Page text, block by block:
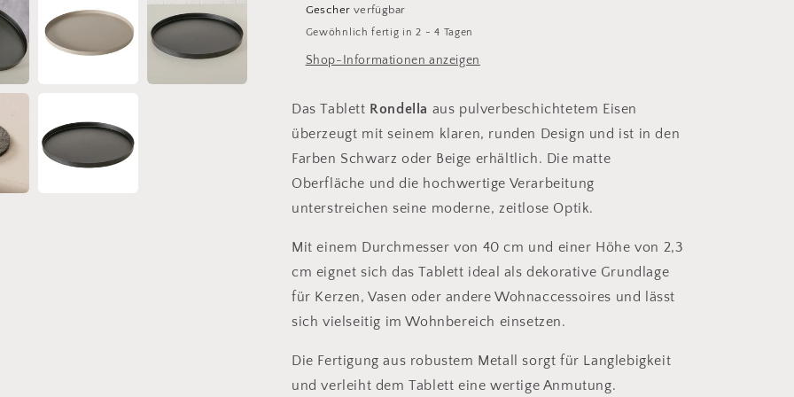
Gescher verfügbar
Gewöhnlich fertig in 2 - 4 Tagen
Shop-Informationen anzeigen
Das Tablett Rondella aus pulverbeschichtetem Eisen
überzeugt mit seinem klaren, runden Design und ist in den
Farben Schwarz oder Beige erhältlich. Die matte
Oberfläche und die hochwertige Verarbeitung
unterstreichen seine moderne, zeitlose Optik.
Mit einem Durchmesser von 40 cm und einer Höhe von 2,3
cm eignet sich das Tablett ideal als dekorative Grundlage
für Kerzen, Vasen oder andere Wohnaccessoires und lässt
sich vielseitig im Wohnbereich einsetzen.
Die Fertigung aus robustem Metall sorgt für Langlebigkeit
und verleiht dem Tablett eine wertige Anmutung.